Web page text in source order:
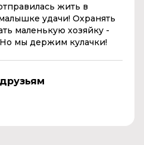
жить в
удачи! Охранять
маленькую хозяйку -
мы держим кулачки!